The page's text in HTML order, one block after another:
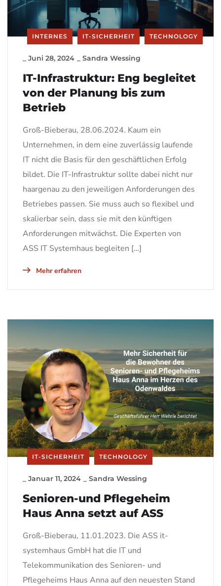
INTERNES IT-SICHERHEIT TECHNOLOGY
Juni 28, 2024 Sandra Wessing
IT-Infrastruktur: Eng begleitet
von der Planung bis zum
Betrieb
Groß-Bieberau, 28.06.2024. Kaum ein
Unternehmen, in dem eine zuverlässig laufende
IT nicht die Basis für den geschäftlichen Erfolg
bildet. Die IT-Infrastruktur sollte dabei nicht nur
haargenau zu den jeweiligen Anforderungen des
Betriebes passen. Sie muss auch so flexibel und
skalierbar sein, dass sie mit den künftigen
Anforderungen mitwächst. Die Experten von
ASS IT Systemhaus begleiten […]
Mehr erfahren
IT-SICHERHEIT TECHNOLOGY
Januar 11, 2024 Sandra Wessing
Senioren-und Pflegeheim
Haus Anna setzt auf ASS
Groß-Bieberau, 11.01.2023. Die ASS it-
systemhaus GmbH hat die IT und
Telekommunikation des Senioren- und
Pflegeheims Haus Anna auf den neuesten Stand